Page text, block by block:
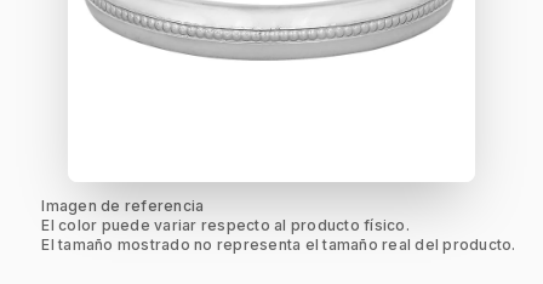
Imagen de referencia
El color puede variar respecto al producto físico.
El tamaño mostrado no representa el tamaño real del producto.